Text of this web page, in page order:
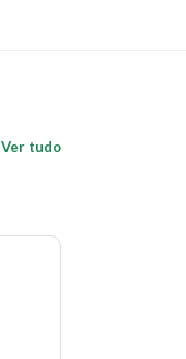
Ver tudo